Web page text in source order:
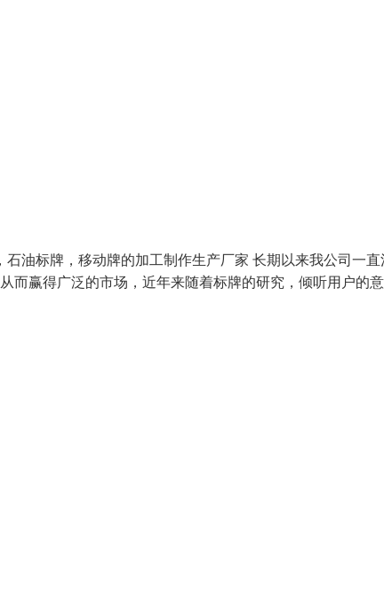
油标牌，移动牌的加工制作生产厂家 长期以来我公司一
而赢得广泛的市场，近年来随着标牌的研究，倾听用户的意